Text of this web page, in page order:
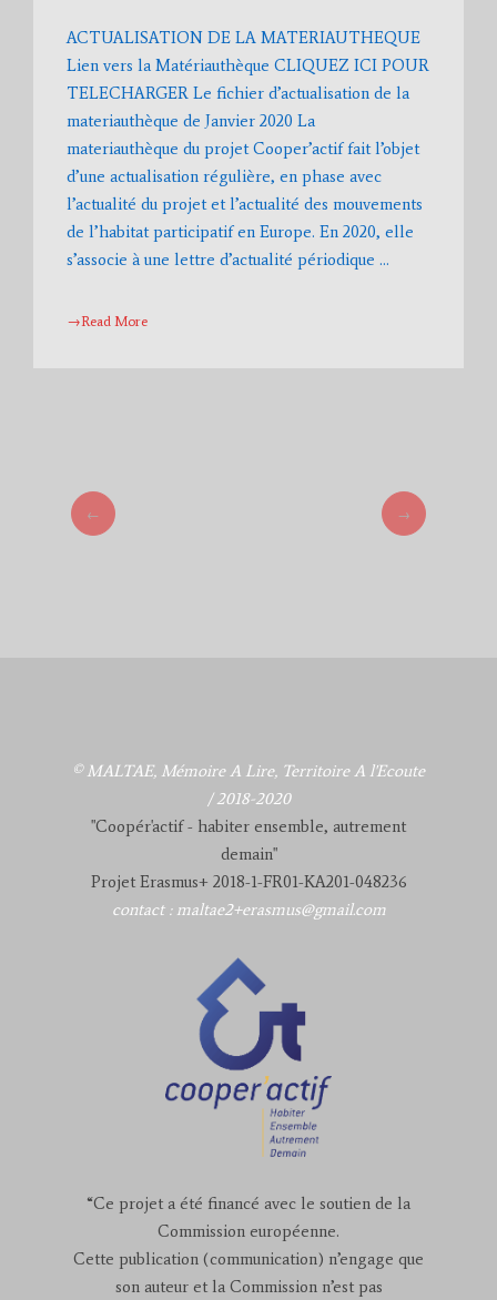
ACTUALISATION DE LA MATERIAUTHEQUE
Lien vers la Matériauthèque CLIQUEZ ICI POUR
TELECHARGER Le fichier d’actualisation de la
materiauthèque de Janvier 2020 La
materiauthèque du projet Cooper’actif fait l’objet
d’une actualisation régulière, en phase avec
l’actualité du projet et l’actualité des mouvements
de l’habitat participatif en Europe. En 2020, elle
s’associe à une lettre d’actualité périodique …
→Read More
← →
© MALTAE, Mémoire A Lire, Territoire A l'Ecoute
/ 2018-2020
"Coopér'actif - habiter ensemble, autrement
demain"
Projet Erasmus+ 2018-1-FR01-KA201-048236
contact : maltae2+erasmus@gmail.com
“Ce projet a été financé avec le soutien de la
Commission européenne.
Cette publication (communication) n’engage que
son auteur et la Commission n’est pas